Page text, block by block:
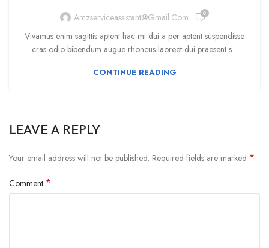
Amzserviceassistant@gmail.com 0
Vivamus enim sagittis aptent hac mi dui a per aptent suspendisse
cras odio bibendum augue rhoncus laoreet dui praesent s...
CONTINUE READING
LEAVE A REPLY
Your email address will not be published. Required fields are marked *
Comment *